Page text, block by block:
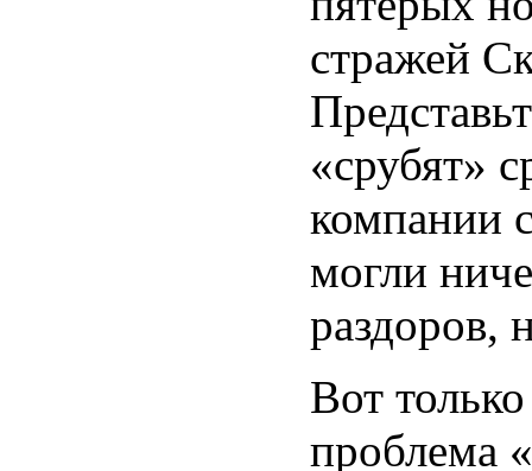
стражей
«срубят»
компании
могли
раздоров,
Вот
проблема